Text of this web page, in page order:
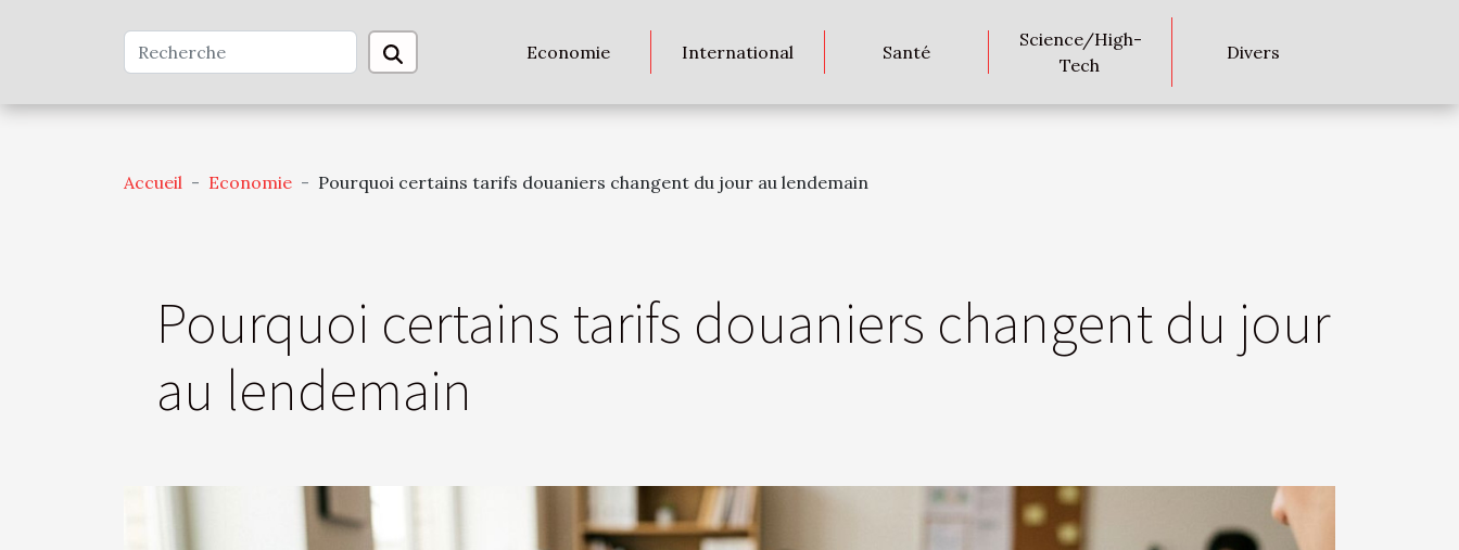
Economie International Santé
Science/High-
Tech
Divers
Accueil Economie Pourquoi certains tarifs douaniers changent du jour au lendemain
Pourquoi certains tarifs douaniers changent du jour
au lendemain